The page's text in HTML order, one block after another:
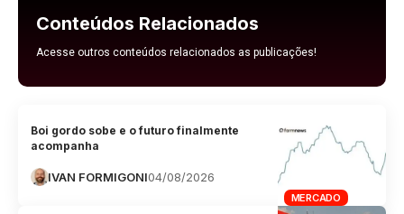
Conteúdos Relacionados
Acesse outros conteúdos relacionados as publicações!
MERCADO
Boi gordo sobe e o futuro finalmente
acompanha
IVAN FORMIGONI04/08/2026